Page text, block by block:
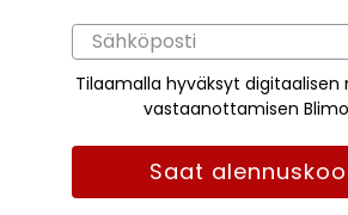
Tilaamalla hyväksyt digitaalisen
vastaanottamisen
Saat